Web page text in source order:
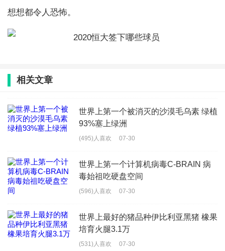
想想都令人恐怖。
相关文章
世界上第一个被消灭的沙漠毛乌素 绿植
93%塞上绿洲
(495)人喜欢 07-30
世界上第一个计算机病毒C-BRAIN 病
毒始祖吃硬盘空间
(596)人喜欢 07-30
世界上最好的猪品种伊比利亚黑猪 橡果
培育火腿3.1万
(531)人喜欢 07-30